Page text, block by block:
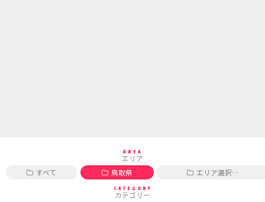
AREA
エリア
すべて
鳥取県 エリア選択…
CATEGORY
カテゴリー